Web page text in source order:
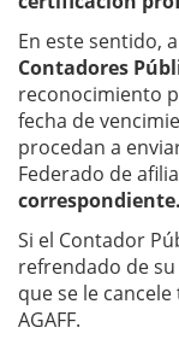
En este sentido,
Contadores
reconocimiento
fecha de
procedan a
Federado de
correspondiente.
Si el Contador
refrendado de
que se le
AGAFF.